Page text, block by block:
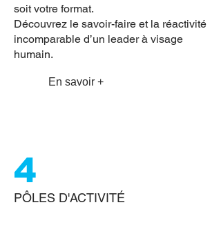
soit votre format.
Découvrez le savoir-faire et la réactivité
incomparable d’un leader à visage
humain.
En savoir +
4
PÔLES D'ACTIVITÉ